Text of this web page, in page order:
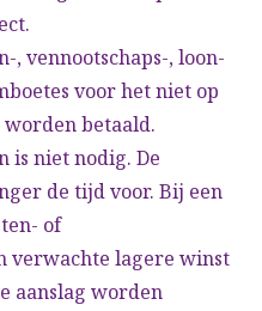
, vennootschaps-, loon-
voor het niet op
betaald.
is niet nodig. De
de tijd voor. Bij een
of
verwachte lagere winst
aanslag worden